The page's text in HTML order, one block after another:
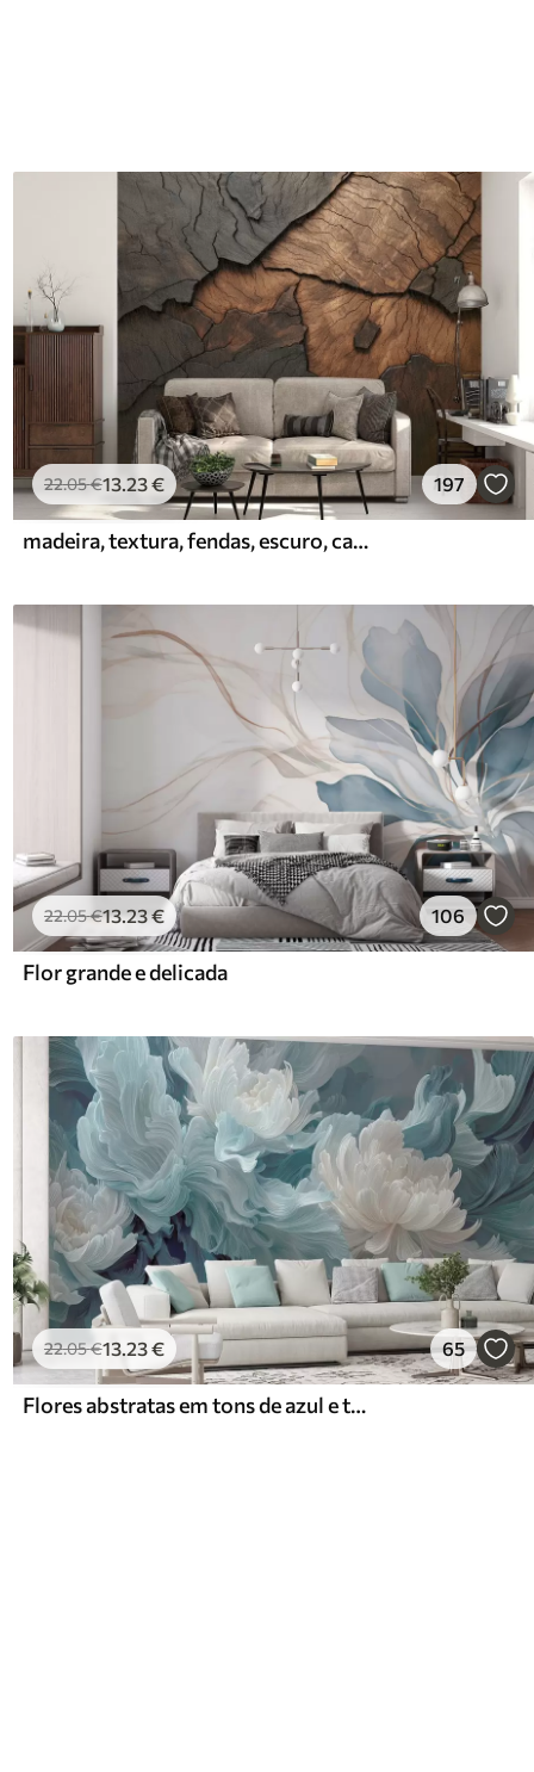
22.05€13.23€ 197
madeira, textura, fendas, escuro, casca, superfície
22.05€13.23€ 106
Flor grande e delicada
22.05€13.23€ 65
Flores abstratas em tons de azul e turquesa